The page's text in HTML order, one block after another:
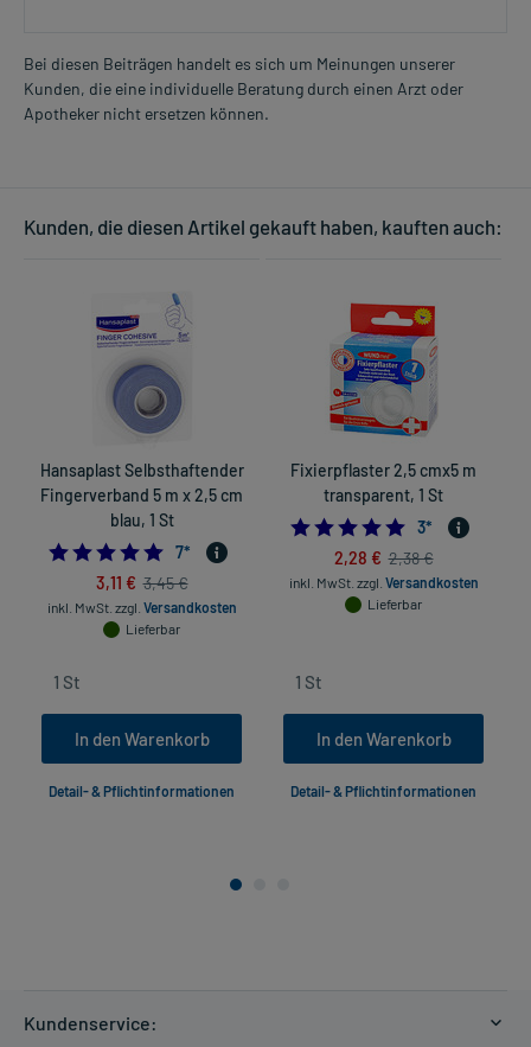
Bei diesen Beiträgen handelt es sich um Meinungen unserer
Kunden, die eine individuelle Beratung durch einen Arzt oder
Apotheker nicht ersetzen können.
Kunden, die diesen Artikel gekauft haben, kauften auch:
Hansaplast Selbsthaftender
Fingerverband 5 m x 2,5 cm
blau, 1 St
4.714285714285714
7*
3,11 € 3,45 €
inkl. MwSt. zzgl. Versandkosten
Lieferbar
In den Warenkorb
Detail- & Pflichtinformationen
Fixierpflaster 2,5 cmx5 m
transparent, 1 St
5.0
3*
2,28 € 2,38 €
inkl. MwSt. zzgl. Versandkosten
Lieferbar
In den Warenkorb
Detail- & Pflichtinformationen
Kundenservice: